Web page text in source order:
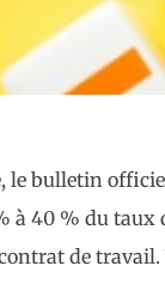
le bulletin
à 40 % du
de